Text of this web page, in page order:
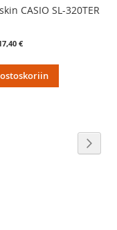
CASIO SL-320TER
€